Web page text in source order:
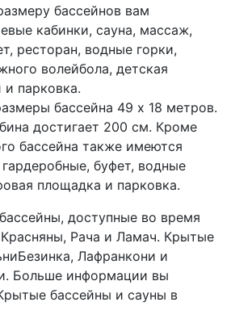
бассейнов вам
кабинки, сауна, массаж,
ресторан, водные горки,
волейбола, детская
парковка.
бассейна 49 x 18 метров.
достигает 200 см. Кроме
бассейна также имеются
буфет, водные
площадка и парковка.
доступные во время
Рача и Ламач. Крытые
Лафранкони и
Больше информации вы
бассейны и сауны в